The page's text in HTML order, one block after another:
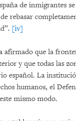
de inmigrantes
rebasar
[iv]
afirmado que la
y que todas las
español. La
humanos, el
mismo modo.